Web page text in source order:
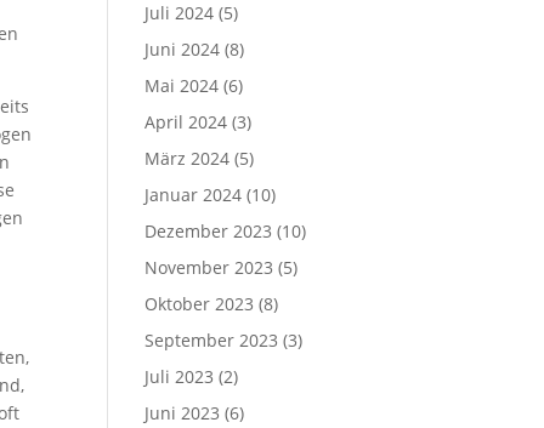
Juli 2024 (5)
Juni 2024 (8)
Mai 2024 (6)
April 2024 (3)
März 2024 (5)
Januar 2024 (10)
Dezember 2023 (10)
November 2023 (5)
Oktober 2023 (8)
September 2023 (3)
Juli 2023 (2)
Juni 2023 (6)